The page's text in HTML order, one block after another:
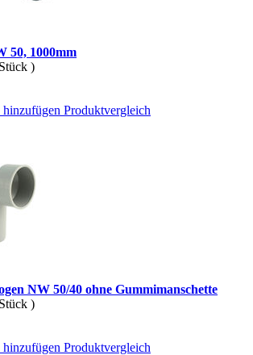
50, 1000mm
)
Produktvergleich
NW 50/40 ohne Gummimanschette
)
Produktvergleich